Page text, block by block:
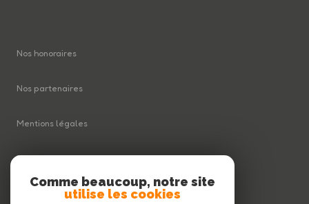
Nos honoraires
Nos partenaires
Mentions légales
Plan du site
Comme beaucoup, notre site
utilise les cookies